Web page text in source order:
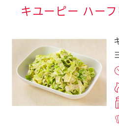
キユーピー ハー